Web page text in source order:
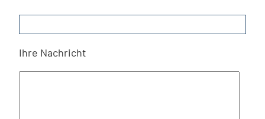
Ihre Nachricht